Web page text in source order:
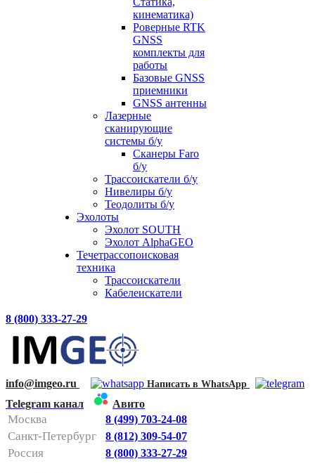
кинематика)
Роверные RTK
GNSS
комплекты для
работы
Базовые GNSS
приемники
GNSS антенны
Лазерные
сканирующие
системы б/у
Сканеры Faro
б/у
Трассоискатели б/у
Нивелиры б/у
Теодолиты б/у
Эхолоты
Эхолот SOUTH
Эхолот AlphaGEO
Течетрассопоисковая
техника
Трассоискатели
Кабелеискатели
8 (800) 333-27-29
info@imgeo.ru Написать в WhatsApp
Telegram канал Авито
Москва 8 (499) 703-24-08
Санкт-Петербург 8 (812) 309-54-07
Россия 8 (800) 333-27-29